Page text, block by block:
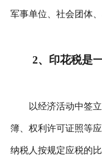
军事单位、社会团体
2、印花税是一
以经济活动中签立
簿、权利许可证照等
纳税人按规定应税的